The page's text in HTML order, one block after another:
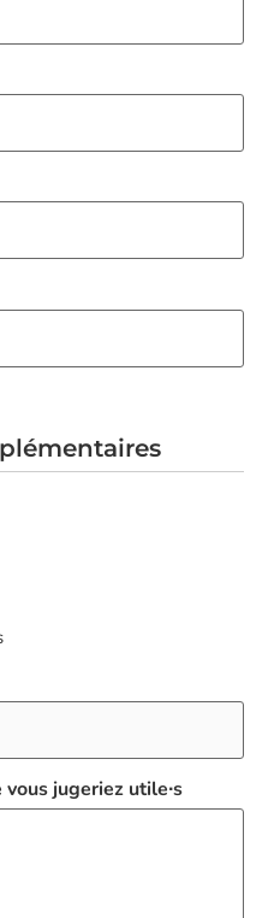
jugeriez utile∙s